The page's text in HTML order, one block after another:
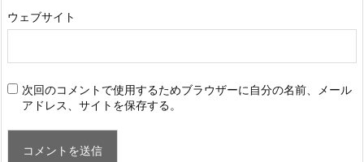
ウェブサイト
次回のコメントで使用するためブラウザーに自分の名前、メール
アドレス、サイトを保存する。